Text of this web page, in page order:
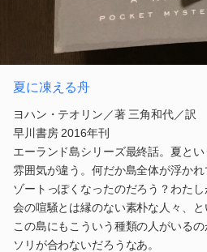
夏に凍える舟
ヨハン・テオリン／著 三角和代／訳
早川書房 2016年刊
エーランド島シリーズ最終話。夏と
雰囲気が違う。何だか島全体が浮か
ゾートっぽくなったのだろう？わた
会の喧騒とは縁のない素朴な人々、と
この島にもこういう種類の人がいる
ソリが合わないだろうなあ。